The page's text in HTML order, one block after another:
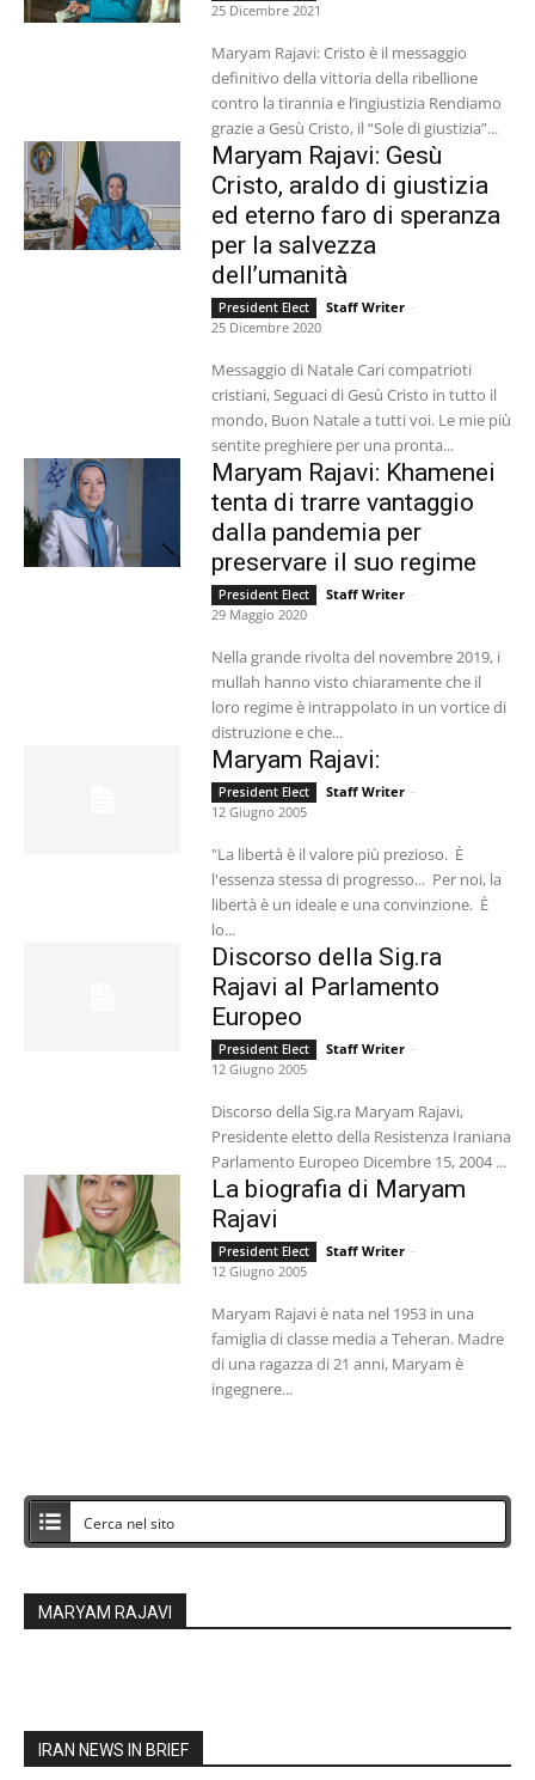
25 Dicembre 2021
Maryam Rajavi: Cristo è il messaggio
definitivo della vittoria della ribellione
contro la tirannia e l’ingiustizia Rendiamo
grazie a Gesù Cristo, il “Sole di giustizia”...
Maryam Rajavi: Gesù
Cristo, araldo di giustizia
ed eterno faro di speranza
per la salvezza
dell’umanità
President Elect Staff Writer -
25 Dicembre 2020
Messaggio di Natale Cari compatrioti
cristiani, Seguaci di Gesù Cristo in tutto il
mondo, Buon Natale a tutti voi. Le mie più
sentite preghiere per una pronta...
Maryam Rajavi: Khamenei
tenta di trarre vantaggio
dalla pandemia per
preservare il suo regime
President Elect Staff Writer -
29 Maggio 2020
Nella grande rivolta del novembre 2019, i
mullah hanno visto chiaramente che il
loro regime è intrappolato in un vortice di
distruzione e che...
Maryam Rajavi:
President Elect Staff Writer -
12 Giugno 2005
"La libertà è il valore più prezioso. È
l'essenza stessa di progresso... Per noi, la
libertà è un ideale e una convinzione. È
lo...
Discorso della Sig.ra
Rajavi al Parlamento
Europeo
President Elect Staff Writer -
12 Giugno 2005
Discorso della Sig.ra Maryam Rajavi,
Presidente eletto della Resistenza Iraniana
Parlamento Europeo Dicembre 15, 2004 ...
La biografia di Maryam
Rajavi
President Elect Staff Writer -
12 Giugno 2005
Maryam Rajavi è nata nel 1953 in una
famiglia di classe media a Teheran. Madre
di una ragazza di 21 anni, Maryam è
ingegnere...
MARYAM RAJAVI
IRAN NEWS IN BRIEF